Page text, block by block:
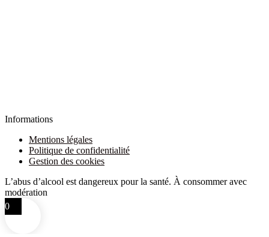
Informations
Mentions légales
Politique de confidentialité
Gestion des cookies
L’abus d’alcool est dangereux pour la santé. À consommer avec
modération
0